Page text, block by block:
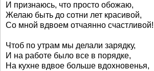
И признаюсь, что просто обожаю,
Желаю быть до сотни лет красивой,
Со мной вдвоем отчаянно счастливой!
Чтоб по утрам мы делали зарядку,
И на работе было все в порядке,
На кухне вдвое больше вдохновенья,